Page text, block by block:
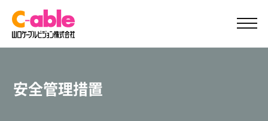
安全管理措置
ご加入案内